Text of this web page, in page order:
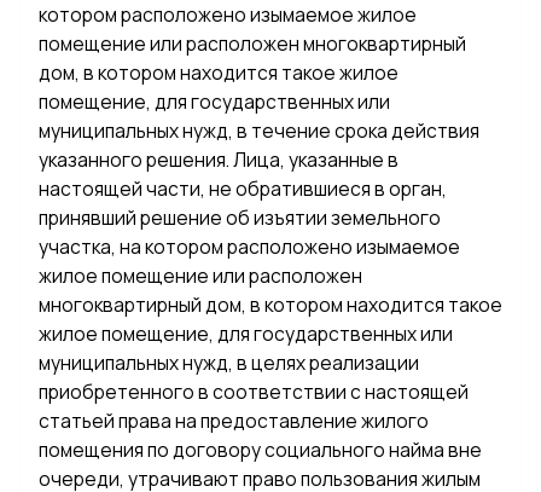
котором расположено изымаемое жилое
помещение или расположен многоквартирный
дом, в котором находится такое жилое
помещение, для государственных или
муниципальных нужд, в течение срока действия
указанного решения. Лица, указанные в
настоящей части, не обратившиеся в орган,
принявший решение об изъятии земельного
участка, на котором расположено изымаемое
жилое помещение или расположен
многоквартирный дом, в котором находится такое
жилое помещение, для государственных или
муниципальных нужд, в целях реализации
приобретенного в соответствии с настоящей
статьей права на предоставление жилого
помещения по договору социального найма вне
очереди, утрачивают право пользования жилым